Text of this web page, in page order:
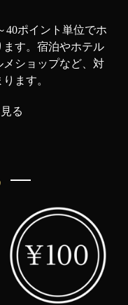
40ポイント単位でホ
す。宿泊やホテル
ショップなど、対
ます。
る